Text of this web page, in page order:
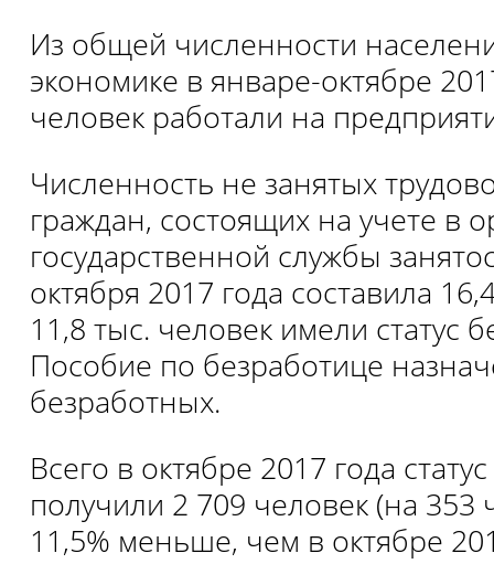
Из общей численности
экономике в январе-октябре
человек работали на
Численность не занятых
граждан, состоящих на учете в
государственной службы
октября 2017 года составила
11,8 тыс. человек имели статус
Пособие по безработице
безработных.
Всего в октябре 2017 года
получили 2 709 человек (на 353
11,5% меньше, чем в октябре